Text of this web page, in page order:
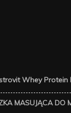
Whey Protein
MASUJĄCA DO